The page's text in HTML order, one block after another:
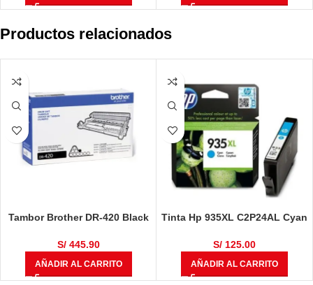
Productos relacionados
Tambor Brother DR-420 Black
S/445.90
AÑADIR AL CARRITO
Tinta Hp 935XL C2P24AL Cyan
S/125.00
AÑADIR AL CARRITO